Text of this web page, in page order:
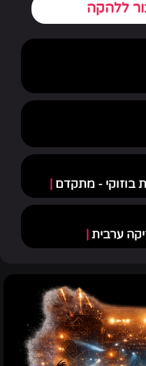
ללהקה
בוזוקי - מתקדם
ערבית